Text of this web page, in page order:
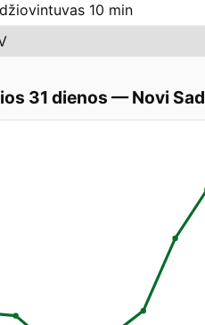
10 min
31 dienos —Novi Sad